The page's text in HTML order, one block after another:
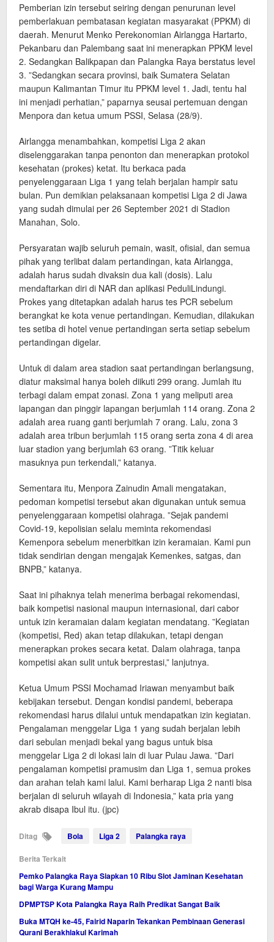
Pemberian izin tersebut seiring dengan penurunan level
pemberlakuan pembatasan kegiatan masyarakat (PPKM) di
daerah. Menurut Menko Perekonomian Airlangga Hartarto,
Pekanbaru dan Palembang saat ini menerapkan PPKM level
2. Sedangkan Balikpapan dan Palangka Raya berstatus level
3. ”Sedangkan secara provinsi, baik Sumatera Selatan
maupun Kalimantan Timur itu PPKM level 1. Jadi, tentu hal
ini menjadi perhatian,” paparnya seusai pertemuan dengan
Menpora dan ketua umum PSSI, Selasa (28/9).
Airlangga menambahkan, kompetisi Liga 2 akan
diselenggarakan tanpa penonton dan menerapkan protokol
kesehatan (prokes) ketat. Itu berkaca pada
penyelenggaraan Liga 1 yang telah berjalan hampir satu
bulan. Pun demikian pelaksanaan kompetisi Liga 2 di Jawa
yang sudah dimulai per 26 September 2021 di Stadion
Manahan, Solo.
Persyaratan wajib seluruh pemain, wasit, ofisial, dan semua
pihak yang terlibat dalam pertandingan, kata Airlangga,
adalah harus sudah divaksin dua kali (dosis). Lalu
mendaftarkan diri di NAR dan aplikasi PeduliLindungi.
Prokes yang ditetapkan adalah harus tes PCR sebelum
berangkat ke kota venue pertandingan. Kemudian, dilakukan
tes setiba di hotel venue pertandingan serta setiap sebelum
pertandingan digelar.
Untuk di dalam area stadion saat pertandingan berlangsung,
diatur maksimal hanya boleh diikuti 299 orang. Jumlah itu
terbagi dalam empat zonasi. Zona 1 yang meliputi area
lapangan dan pinggir lapangan berjumlah 114 orang. Zona 2
adalah area ruang ganti berjumlah 7 orang. Lalu, zona 3
adalah area tribun berjumlah 115 orang serta zona 4 di area
luar stadion yang berjumlah 63 orang. ”Titik keluar
masuknya pun terkendali,” katanya.
Sementara itu, Menpora Zainudin Amali mengatakan,
pedoman kompetisi tersebut akan digunakan untuk semua
penyelenggaraan kompetisi olahraga. ”Sejak pandemi
Covid-19, kepolisian selalu meminta rekomendasi
Kemenpora sebelum menerbitkan izin keramaian. Kami pun
tidak sendirian dengan mengajak Kemenkes, satgas, dan
BNPB,” katanya.
Saat ini pihaknya telah menerima berbagai rekomendasi,
baik kompetisi nasional maupun internasional, dari cabor
untuk izin keramaian dalam kegiatan mendatang. ”Kegiatan
(kompetisi, Red) akan tetap dilakukan, tetapi dengan
menerapkan prokes secara ketat. Dalam olahraga, tanpa
kompetisi akan sulit untuk berprestasi,” lanjutnya.
Ketua Umum PSSI Mochamad Iriawan menyambut baik
kebijakan tersebut. Dengan kondisi pandemi, beberapa
rekomendasi harus dilalui untuk mendapatkan izin kegiatan.
Pengalaman menggelar Liga 1 yang sudah berjalan lebih
dari sebulan menjadi bekal yang bagus untuk bisa
menggelar Liga 2 di lokasi lain di luar Pulau Jawa. ”Dari
pengalaman kompetisi pramusim dan Liga 1, semua prokes
dan arahan telah kami lalui. Kami berharap Liga 2 nanti bisa
berjalan di seluruh wilayah di Indonesia,” kata pria yang
akrab disapa Ibul itu. (jpc)
Ditag Bola Liga 2 Palangka raya
Berita Terkait
Pemko Palangka Raya Siapkan 10 Ribu Slot Jaminan Kesehatan
bagi Warga Kurang Mampu
DPMPTSP Kota Palangka Raya Raih Predikat Sangat Baik
Buka MTQH ke-45, Fairid Naparin Tekankan Pembinaan Generasi
Qurani Berakhlakul Karimah